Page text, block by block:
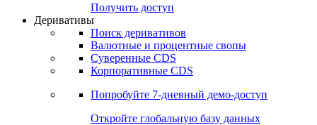
Получить доступ
Деривативы
Поиск деривативов
Валютные и процентные свопы
Суверенные CDS
Корпоративные CDS
Попробуйте 7-дневный демо-доступ
Откройте глобальную базу данных